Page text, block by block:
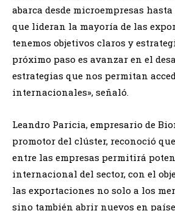
abarca desde microempresas
que lideran la mayoría de las
tenemos objetivos claros y
próximo paso es avanzar en el
estrategias que nos permitan
internacionales», señaló.
Leandro Paricia, empresario de
promotor del clúster, reconoció
entre las empresas permitirá
internacional del sector, con el
las exportaciones no solo a los
sino también abrir nuevos en